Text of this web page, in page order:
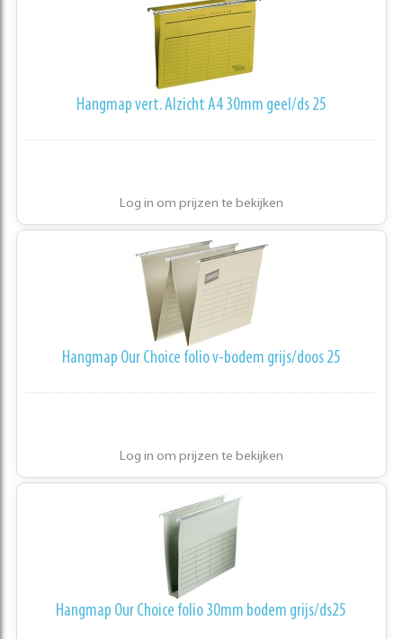
Hangmap vert. Alzicht A4 30mm geel/ds 25
Log in om prijzen te bekijken
Hangmap Our Choice folio v-bodem grijs/doos 25
Log in om prijzen te bekijken
Hangmap Our Choice folio 30mm bodem grijs/ds25